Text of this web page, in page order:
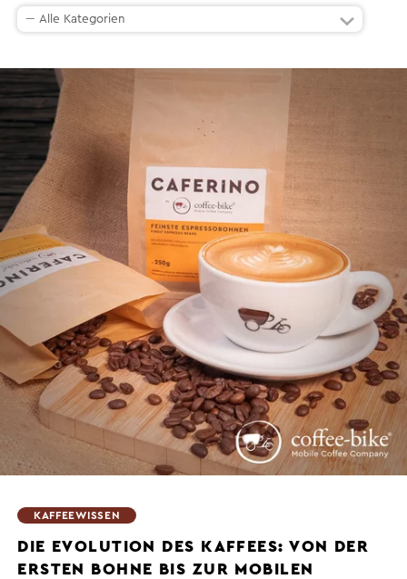
KAFFEEWISSEN
DIE EVOLUTION DES KAFFEES: VON DER
ERSTEN BOHNE BIS ZUR MOBILEN